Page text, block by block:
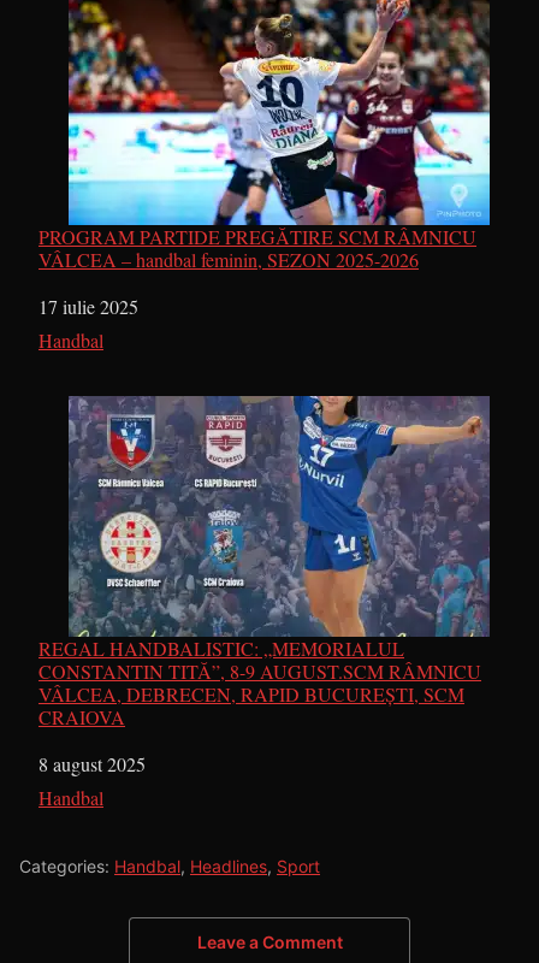
PROGRAM PARTIDE PREGĂTIRE SCM RÂMNICU
VÂLCEA – handbal feminin, SEZON 2025-2026
Dată
17 iulie 2025
În legătură cu
Handbal
REGAL HANDBALISTIC: „MEMORIALUL
CONSTANTIN TITĂ”, 8-9 AUGUST.SCM RÂMNICU
VÂLCEA, DEBRECEN, RAPID BUCUREȘTI, SCM
CRAIOVA
Dată
8 august 2025
În legătură cu
Handbal
Categories: Handbal, Headlines, Sport
Leave a Comment